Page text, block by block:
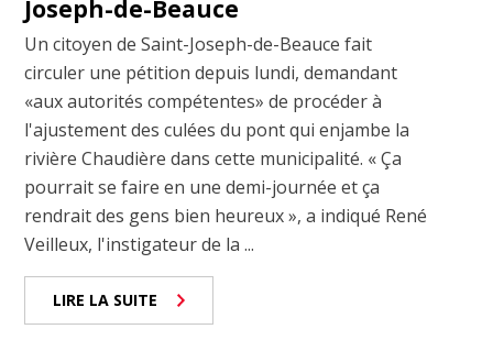
Joseph-de-Beauce
Un citoyen de Saint-Joseph-de-Beauce fait
circuler une pétition depuis lundi, demandant
«aux autorités compétentes» de procéder à
l'ajustement des culées du pont qui enjambe la
rivière Chaudière dans cette municipalité. « Ça
pourrait se faire en une demi-journée et ça
rendrait des gens bien heureux », a indiqué René
Veilleux, l'instigateur de la ...
LIRE LA SUITE